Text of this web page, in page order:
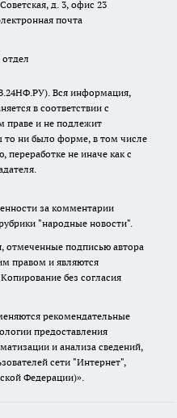
д. 3, офис 23
почта
Вся информация,
в соответствии с
праве и не подлежит
то ни было форме, в том числе
не иначе как с
за комментарии
"народные новости".
отмеченные подписью автора
правом и являются
без согласия
рекомендательные
предоставления
и анализа сведений,
сети "Интернет",
Федерации)».